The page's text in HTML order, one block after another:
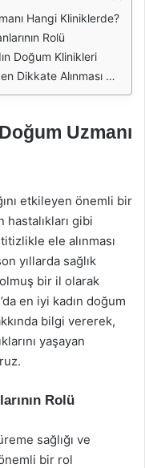
Hangi Kliniklerde?
Rolü
Doğum Klinikleri
Alınması Gerekenler
Uzmanı
etkileyen önemli bir
gibi
ele alınması
yıllarda sağlık
bir il olarak
en iyi kadın doğum
bilgi vererek,
yaşayan
Rolü
sağlığı ve
bir rol